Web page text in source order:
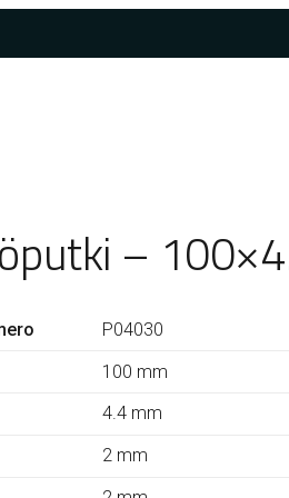
–
P04030
100 mm
4.4 mm
2 mm